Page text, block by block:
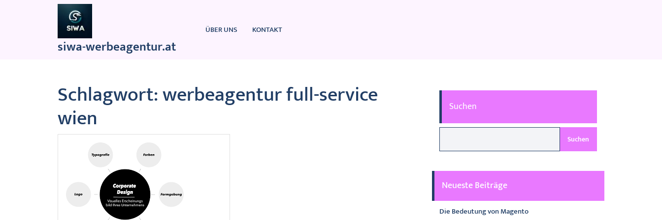
siwa-werbeagentur.at
ÜBER UNS KONTAKT
Schlagwort:werbeagentur full-service
wien Suchen
Suchen
Neueste Beiträge
Die Bedeutung von Magento